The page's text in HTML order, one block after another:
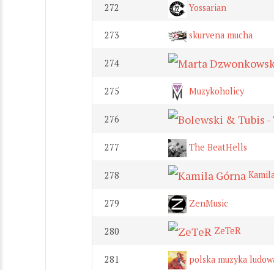
272 Yossarian
273 skurvena mucha
274
275 Muzykoholicy
276
277 The BeatHells
278
279 ZenMusic
280 ZeTeR
281 polska muzyka